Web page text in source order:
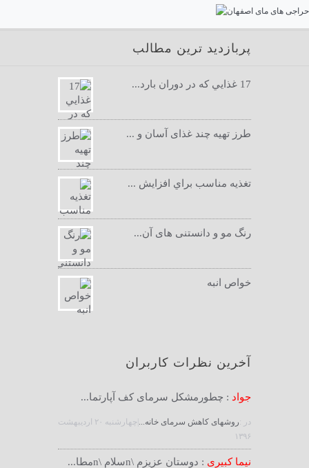
پربازدید ترین مطالب
17 غذايي كه در دوران بارد...
طرز تهیه چند غذای آسان و ...
تغذيه مناسب براي افزايش ...
رنگ مو و دانستنی های آن...
خواص انبه
آخرین نظرات کاربران
جواد : چطورمشکل سرمای کف آپارتما...
در :روشهای کاهش سرمای خانه...
|چهارشنبه ۲۰ ارديبهشت
۱۳۹۶
نیما کبیری : دوستان عزیزم \nسلام \nمطا...